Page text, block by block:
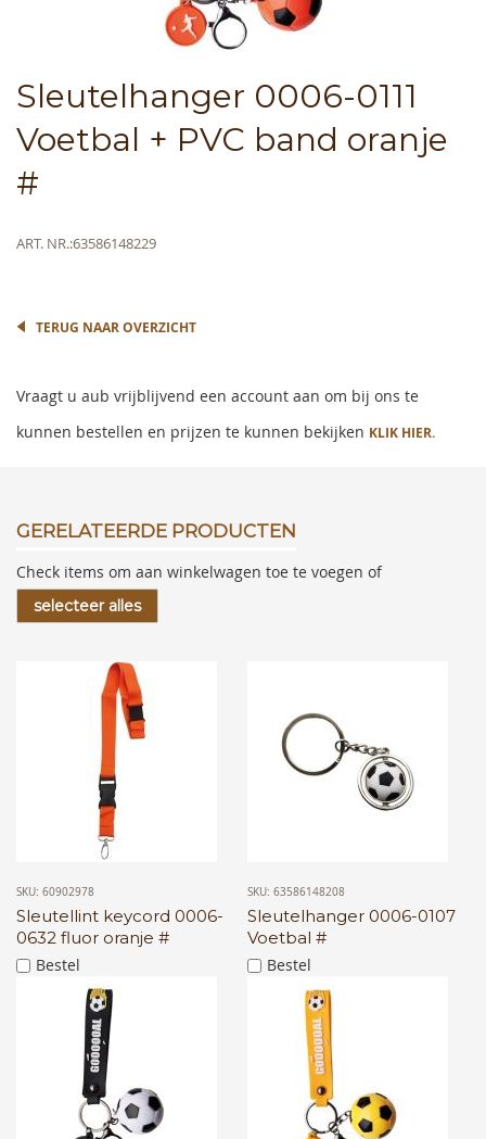
Sleutelhanger 0006-0111
Voetbal + PVC band oranje
#
Meer
ART. NR.63586148229
Skip
the
beginning
TERUG NAAR OVERZICHT
Vraagt u aub vrijblijvend een account aan om bij ons te
kunnen bestellen en prijzen te kunnen bekijken KLIK HIER.
GERELATEERDE PRODUCTEN
Check items om aan winkelwagen toe te voegen of
selecteer alles
SKU: 60902978
Sleutellint keycord 0006-
0632 fluor oranje #
Bestel
SKU: 63586148208
Sleutelhanger 0006-0107
Voetbal #
Bestel